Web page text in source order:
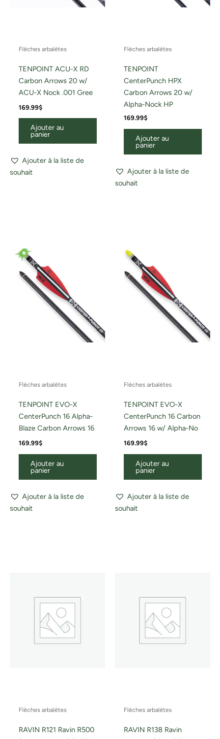
Flèches arbalètes
TENPOINT ACU-X RD
Carbon Arrows 20 w/
ACU-X Nock .001 Gree
169.99$
Ajouter au
panier
Ajouter à la liste de
souhait
Flèches arbalètes
TENPOINT
CenterPunch HPX
Carbon Arrows 20 w/
Alpha-Nock HP
169.99$
Ajouter au
panier
Ajouter à la liste de
souhait
Flèches arbalètes
TENPOINT EVO-X
CenterPunch 16 Alpha-
Blaze Carbon Arrows 16
169.99$
Ajouter au
panier
Ajouter à la liste de
souhait
Flèches arbalètes
TENPOINT EVO-X
CenterPunch 16 Carbon
Arrows 16 w/ Alpha-No
169.99$
Ajouter au
panier
Ajouter à la liste de
souhait
Flèches arbalètes
RAVIN R121 Ravin R500
Flèches arbalètes
RAVIN R138 Ravin